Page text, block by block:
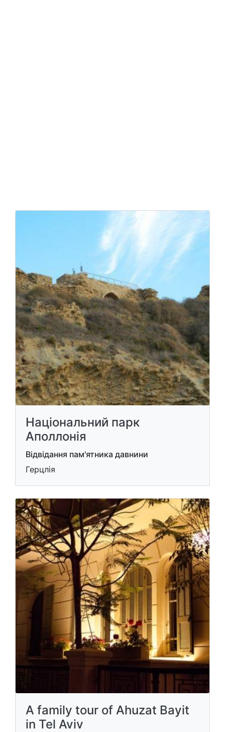
Національний парк
Аполлонія
Відвідання пам'ятника давнини
Герцлія
A family tour of Ahuzat Bayit
in Tel Aviv